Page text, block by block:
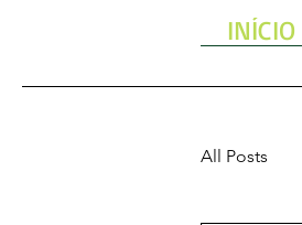
INÍCIO
All Posts